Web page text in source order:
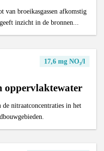
van broeikasgassen afkomstig
inzicht in de bronnen...
17,6 mg NO₃/l
oppervlaktewater
nitraatconcentraties in het